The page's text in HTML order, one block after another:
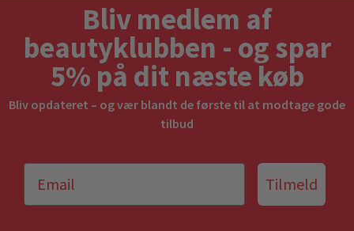
Bliv medlem af
beautyklubben - og spar
5% på dit næste køb
Bliv opdateret – og vær blandt de første til at modtage gode
tilbud
Tilmeld